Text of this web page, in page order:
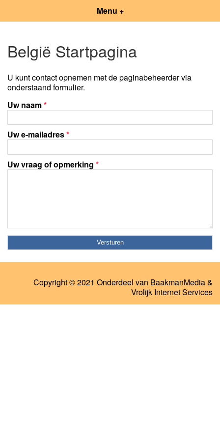
Menu +
België Startpagina
U kunt contact opnemen met de paginabeheerder via
onderstaand formulier.
Uw naam*
Uw e-mailadres*
Uw vraag of opmerking *
Copyright © 2021 Onderdeel van BaakmanMedia&
Vrolijk Internet Services